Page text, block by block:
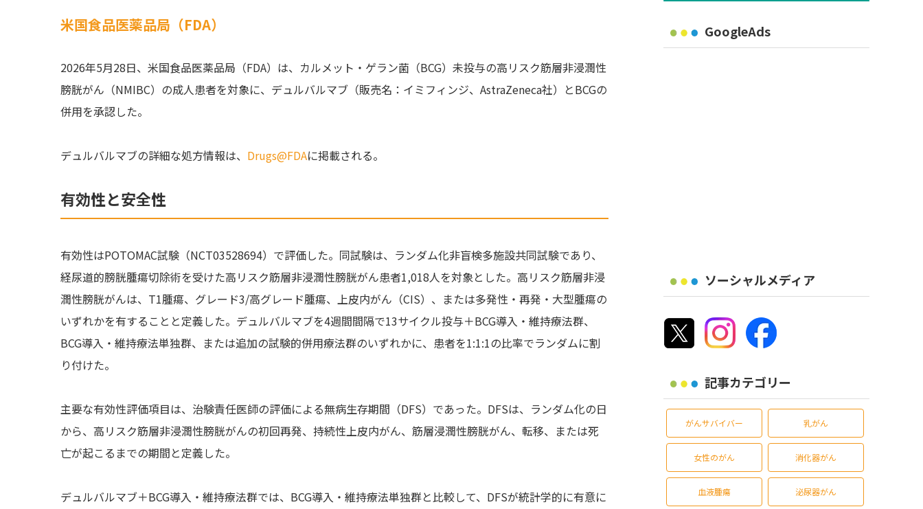
米国食品医薬品局（FDA）
2026年5月28日、米国食品医薬品局（FDA）は、カルメット・ゲラン菌（BCG）未投与の高リスク筋層非浸潤性
膀胱がん（NMIBC）の成人患者を対象に、デュルバルマブ（販売名：イミフィンジ、AstraZeneca社）とBCGの
併用を承認した。
デュルバルマブの詳細な処方情報は、 Drugs@FDAに掲載される。
有効性と安全性
有効性はPOTOMAC試験（NCT03528694）で評価した。同試験は、ランダム化非盲検多施設共同試験であり、
経尿道的膀胱腫瘍切除術を受けた高リスク筋層非浸潤性膀胱がん患者1,018人を対象とした。高リスク筋層非浸
潤性膀胱がんは、T1腫瘍、グレード3/高グレード腫瘍、上皮内がん（CIS）、または多発性・再発・大型腫瘍の
いずれかを有することと定義した。デュルバルマブを4週間間隔で13サイクル投与＋BCG導入・維持療法群、
BCG導入・維持療法単独群、または追加の試験的併用療法群のいずれかに、患者を1:1:1の比率でランダムに割
り付けた。
主要な有効性評価項目は、治験責任医師の評価による無病生存期間（DFS）であった。DFSは、ランダム化の日
から、高リスク筋層非浸潤性膀胱がんの初回再発、持続性上皮内がん、筋層浸潤性膀胱がん、転移、または死
亡が起こるまでの期間と定義した。
デュルバルマブ＋BCG導入・維持療法群では、BCG導入・維持療法単独群と比較して、DFSが統計学的に有意に
GoogleAds
ソーシャルメディア
記事カテゴリー
がんサバイバー 乳がん
女性のがん 消化器がん
血液腫瘍 泌尿器がん